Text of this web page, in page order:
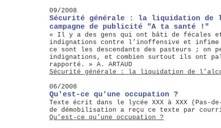
09/2008
Sécurité générale : la liquidation de
campagne de publicité "A ta santé !"
« Il y a des gens qui ont bâti de fécales et
indignations contre l’inoffensive et infime
ce sont les descendants des pasteurs ; on
indignations, et combien surtout ils ont
rapporté. » A. ARTAUD
Sécurité générale : la liquidation de
06/2008
Qu'est-ce qu'une occupation ?
Texte écrit dans le lycée XXX à XXX
de démobilisation a reçu ce texte par
Qu’est-ce qu’une occupation ?